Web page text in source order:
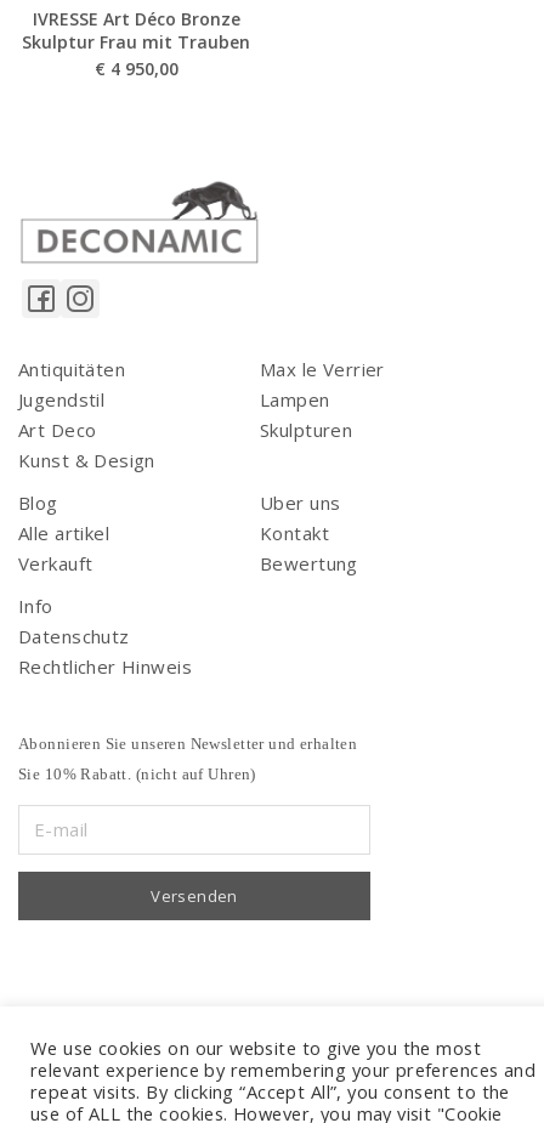
IVRESSE Art Déco Bronze
Skulptur Frau mit Trauben
€ 4 950,00
Antiquitäten
Jugendstil
Art Deco
Kunst & Design
Max le Verrier
Lampen
Skulpturen
Blog
Alle artikel
Verkauft
Uber uns
Kontakt
Bewertung
Info
Datenschutz
Rechtlicher Hinweis
Abonnieren Sie unseren Newsletter und erhalten
Sie 10% Rabatt. (nicht auf Uhren)
We use cookies on our website to give you the most
relevant experience by remembering your preferences and
repeat visits. By clicking “Accept All”, you consent to the
use of ALL the cookies. However, you may visit "Cookie